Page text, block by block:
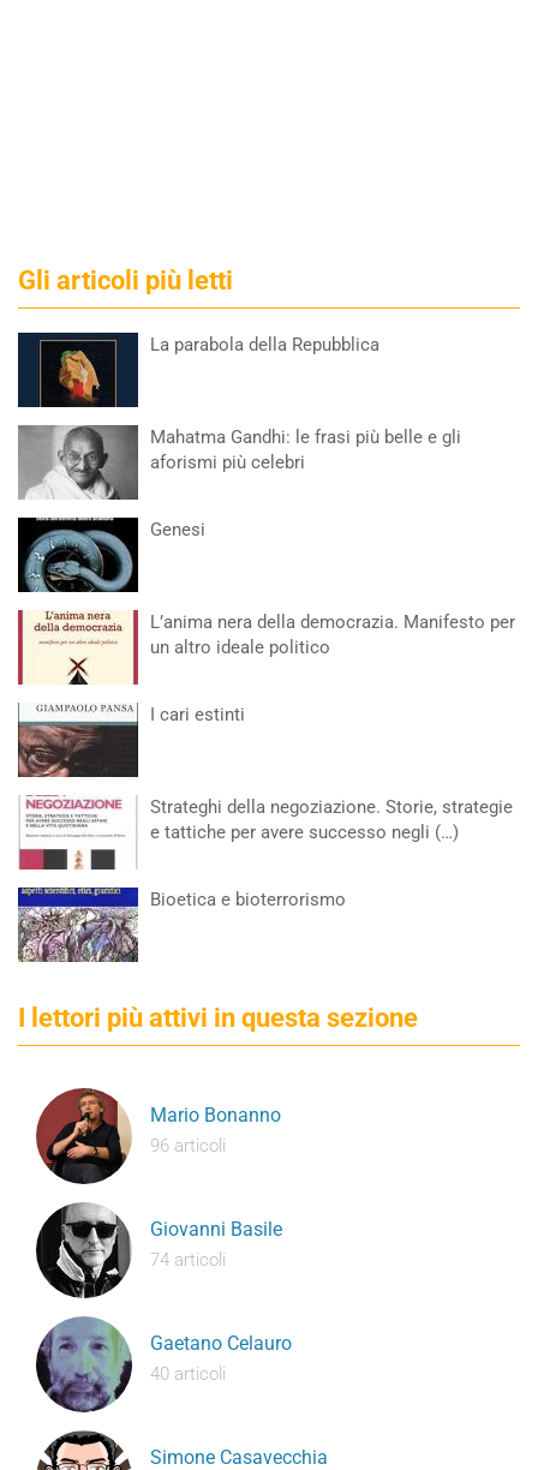
Gli articoli più letti
La parabola della Repubblica
Mahatma Gandhi: le frasi più belle e gli
aforismi più celebri
Genesi
L’anima nera della democrazia. Manifesto per
un altro ideale politico
I cari estinti
Strateghi della negoziazione. Storie, strategie
e tattiche per avere successo negli (…)
Bioetica e bioterrorismo
I lettori più attivi in questa sezione
Mario Bonanno
96 articoli
Giovanni Basile
74 articoli
Gaetano Celauro
40 articoli
Simone Casavecchia